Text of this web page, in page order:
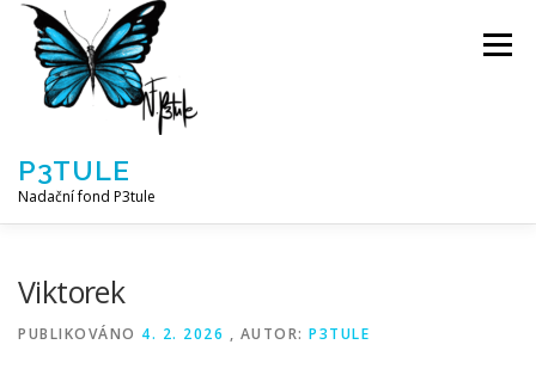
Přeskočit
obsah
P3TULE
Nadační fond P3tule
Menu
Viktorek
PUBLIKOVÁNO 4. 2. 2026 , AUTOR: P3TULE